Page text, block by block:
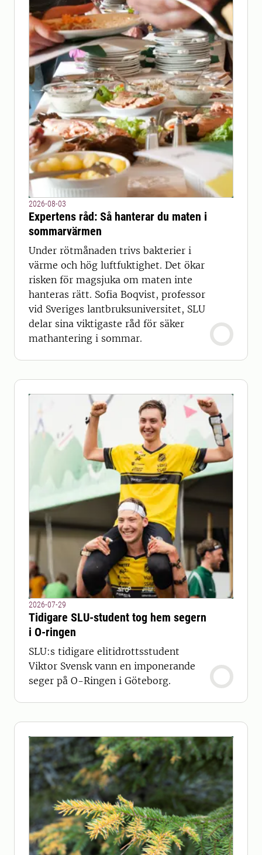
2026-08-03
Expertens råd: Så hanterar du maten i
sommarvärmen
Under rötmånaden trivs bakterier i
värme och hög luftfuktighet. Det ökar
risken för magsjuka om maten inte
hanteras rätt. Sofia Boqvist, professor
vid Sveriges lantbruksuniversitet, SLU
delar sina viktigaste råd för säker
mathantering i sommar.
2026-07-29
Tidigare SLU-student tog hem segern
i O-ringen
SLU:s tidigare elitidrottsstudent
Viktor Svensk vann en imponerande
seger på O-Ringen i Göteborg.